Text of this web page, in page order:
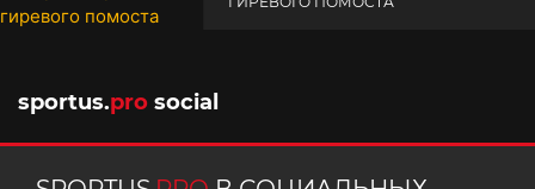
sportus.pro social